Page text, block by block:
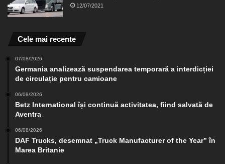
12/07/2021
Cele mai recente
07/08/2026
Germania analizează suspendarea temporară a interdicției
de circulație pentru camioane
06/08/2026
Betz International își continuă activitatea, fiind salvată de
Aventra
06/08/2026
DAF Trucks, desemnat „Truck Manufacturer of the Year” în
Marea Britanie